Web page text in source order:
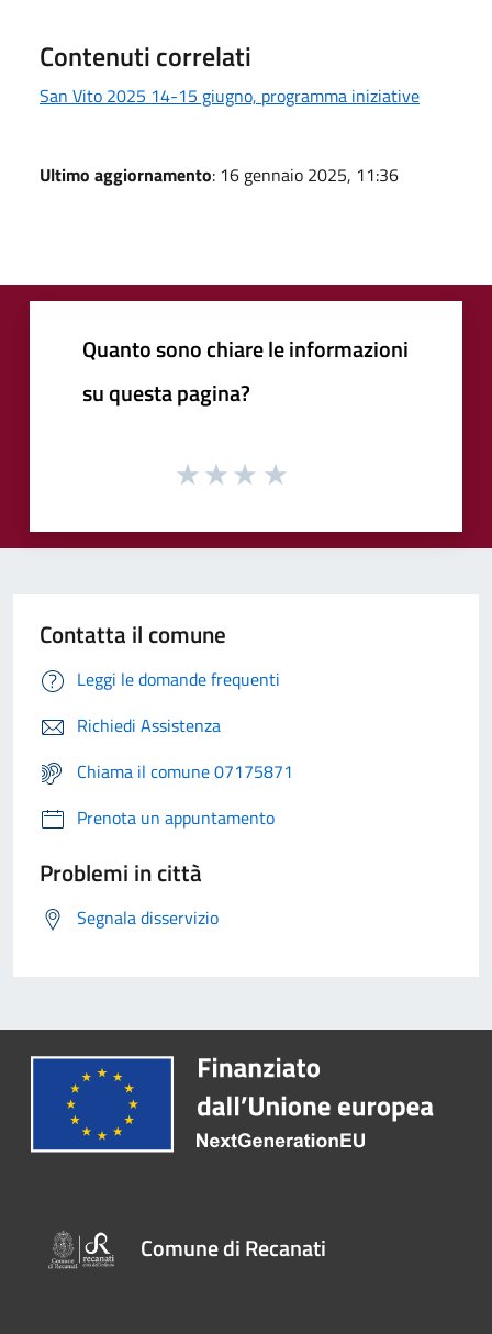
Contenuti correlati
San Vito 2025 14-15 giugno, programma iniziative
Ultimo aggiornamento: 16 gennaio 2025, 11:36
Quanto sono chiare le informazioni
su questa pagina?
Contatta il comune
Leggi le domande frequenti
Richiedi Assistenza
Chiama il comune 07175871
Prenota un appuntamento
Problemi in città
Segnala disservizio
Comune di Recanati